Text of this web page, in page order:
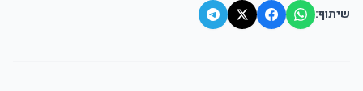
שיתוף: